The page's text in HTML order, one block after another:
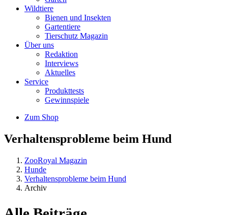
Wildtiere
Bienen und Insekten
Gartentiere
Tierschutz Magazin
Über uns
Redaktion
Interviews
Aktuelles
Service
Produkttests
Gewinnspiele
Zum Shop
Verhaltensprobleme beim Hund
ZooRoyal Magazin
Hunde
Verhaltensprobleme beim Hund
Archiv